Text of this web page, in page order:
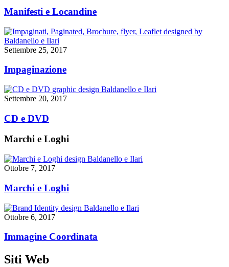
Manifesti e Locandine
Settembre 25, 2017
Impaginazione
Settembre 20, 2017
CD e DVD
Marchi e Loghi
Ottobre 7, 2017
Marchi e Loghi
Ottobre 6, 2017
Immagine Coordinata
Siti Web